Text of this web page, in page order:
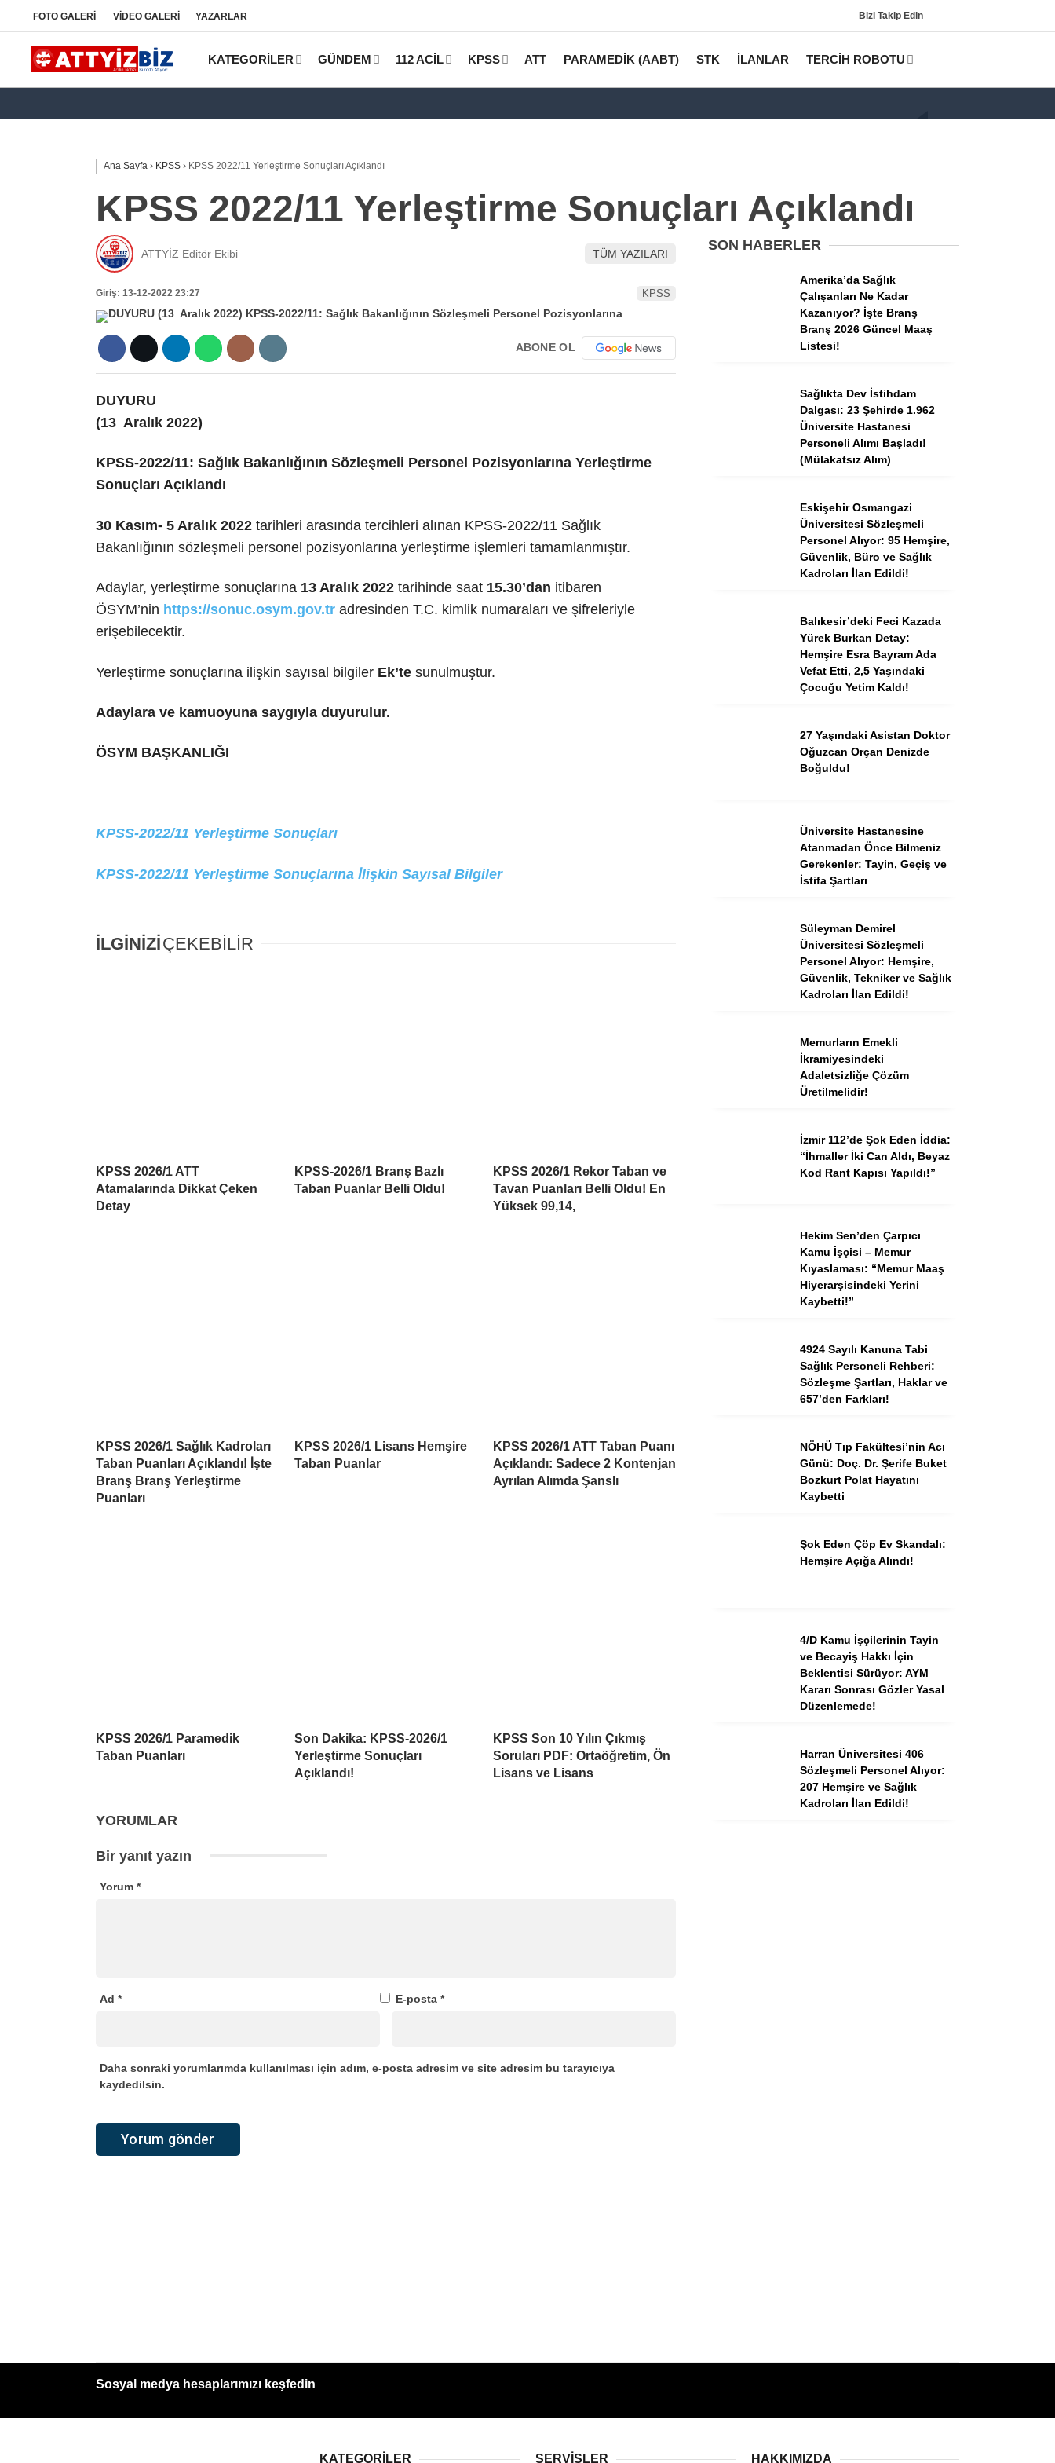
KPSS
Tercih Robotu (Lisans)
FOTO GALERİ VİDEO GALERİ YAZARLAR Bizi Takip Edin
KATEGORİLER GÜNDEM 112 ACİL KPSS ATT PARAMEDİK (AABT) STK İLANLAR TERCİH ROBOTU
Ana Sayfa › KPSS › KPSS 2022/11 Yerleştirme Sonuçları Açıklandı
KPSS 2022/11 Yerleştirme Sonuçları Açıklandı
ATTYİZ Editör Ekibi TÜM YAZILARI
Giriş: 13-12-2022 23:27 KPSS
ABONE OL
DUYURU
(13 Aralık 2022)
KPSS-2022/11: Sağlık Bakanlığının Sözleşmeli Personel Pozisyonlarına Yerleştirme
Sonuçları Açıklandı
30 Kasım- 5 Aralık 2022 tarihleri arasında tercihleri alınan KPSS-2022/11 Sağlık
Bakanlığının sözleşmeli personel pozisyonlarına yerleştirme işlemleri tamamlanmıştır.
Adaylar, yerleştirme sonuçlarına 13 Aralık 2022 tarihinde saat 15.30’dan itibaren
ÖSYM’nin https://sonuc.osym.gov.tr adresinden T.C. kimlik numaraları ve şifreleriyle
erişebilecektir.
Yerleştirme sonuçlarına ilişkin sayısal bilgiler Ek’te sunulmuştur.
Adaylara ve kamuoyuna saygıyla duyurulur.
ÖSYM BAŞKANLIĞI
KPSS-2022/11 Yerleştirme Sonuçları
KPSS-2022/11 Yerleştirme Sonuçlarına İlişkin Sayısal Bilgiler
İLGİNİZİÇEKEBİLİR
KPSS 2026/1 ATT
Atamalarında Dikkat Çeken
Detay
KPSS-2026/1 Branş Bazlı
Taban Puanlar Belli Oldu!
KPSS 2026/1 Rekor Taban ve
Tavan Puanları Belli Oldu! En
Yüksek 99,14,
KPSS 2026/1 Sağlık Kadroları
Taban Puanları Açıklandı! İşte
Branş Branş Yerleştirme
Puanları
KPSS 2026/1 Lisans Hemşire
Taban Puanlar
KPSS 2026/1 ATT Taban Puanı
Açıklandı: Sadece 2 Kontenjan
Ayrılan Alımda Şanslı
KPSS 2026/1 Paramedik
Taban Puanları
Son Dakika: KPSS-2026/1
Yerleştirme Sonuçları
Açıklandı!
KPSS Son 10 Yılın Çıkmış
Soruları PDF: Ortaöğretim, Ön
Lisans ve Lisans
YORUMLAR
Bir yanıt yazın
Yorum *
Ad * E-posta *
Daha sonraki yorumlarımda kullanılması için adım, e-posta adresim ve site adresim bu tarayıcıya
kaydedilsin.
SON HABERLER
Amerika’da Sağlık
Çalışanları Ne Kadar
Kazanıyor? İşte Branş
Branş 2026 Güncel Maaş
Listesi!
Sağlıkta Dev İstihdam
Dalgası: 23 Şehirde 1.962
Üniversite Hastanesi
Personeli Alımı Başladı!
(Mülakatsız Alım)
Eskişehir Osmangazi
Üniversitesi Sözleşmeli
Personel Alıyor: 95 Hemşire,
Güvenlik, Büro ve Sağlık
Kadroları İlan Edildi!
Balıkesir’deki Feci Kazada
Yürek Burkan Detay:
Hemşire Esra Bayram Ada
Vefat Etti, 2,5 Yaşındaki
Çocuğu Yetim Kaldı!
27 Yaşındaki Asistan Doktor
Oğuzcan Orçan Denizde
Boğuldu!
Üniversite Hastanesine
Atanmadan Önce Bilmeniz
Gerekenler: Tayin, Geçiş ve
İstifa Şartları
Süleyman Demirel
Üniversitesi Sözleşmeli
Personel Alıyor: Hemşire,
Güvenlik, Tekniker ve Sağlık
Kadroları İlan Edildi!
Memurların Emekli
İkramiyesindeki
Adaletsizliğe Çözüm
Üretilmelidir!
İzmir 112’de Şok Eden İddia:
“İhmaller İki Can Aldı, Beyaz
Kod Rant Kapısı Yapıldı!”
Hekim Sen’den Çarpıcı
Kamu İşçisi – Memur
Kıyaslaması: “Memur Maaş
Hiyerarşisindeki Yerini
Kaybetti!”
4924 Sayılı Kanuna Tabi
Sağlık Personeli Rehberi:
Sözleşme Şartları, Haklar ve
657’den Farkları!
NÖHÜ Tıp Fakültesi’nin Acı
Günü: Doç. Dr. Şerife Buket
Bozkurt Polat Hayatını
Kaybetti
Şok Eden Çöp Ev Skandalı:
Hemşire Açığa Alındı!
4/D Kamu İşçilerinin Tayin
ve Becayiş Hakkı İçin
Beklentisi Sürüyor: AYM
Kararı Sonrası Gözler Yasal
Düzenlemede!
Harran Üniversitesi 406
Sözleşmeli Personel Alıyor:
207 Hemşire ve Sağlık
Kadroları İlan Edildi!
Sosyal medya hesaplarımızı keşfedin
KATEGORİLER SERVİSLER HAKKIMIZDA